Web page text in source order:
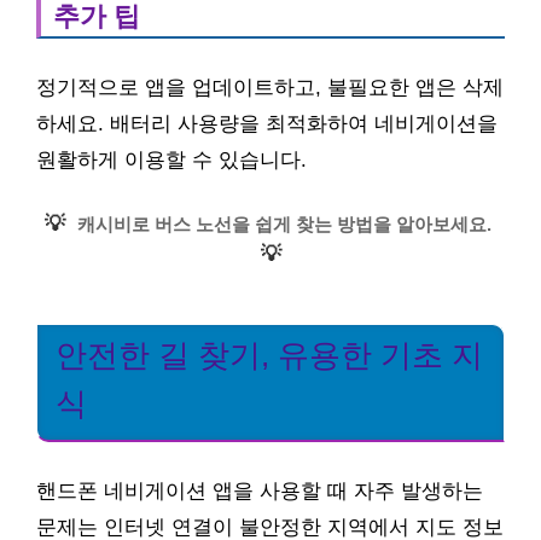
추가 팁
정기적으로 앱을 업데이트하고, 불필요한 앱은 삭제
하세요. 배터리 사용량을 최적화하여 네비게이션을
원활하게 이용할 수 있습니다.
💡 캐시비로 버스 노선을 쉽게 찾는 방법을 알아보세요.
💡
안전한 길 찾기, 유용한 기초 지
식
핸드폰 네비게이션 앱을 사용할 때 자주 발생하는
문제는 인터넷 연결이 불안정한 지역에서 지도 정보